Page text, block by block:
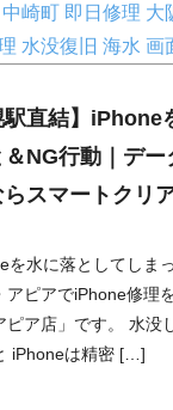
中崎町 即日修理 大
水没復旧 海水 画
駅直結】
＆NG行動｜デ
スマートクリ
を水に落としてし
アピアでiPhone修理
ピア店」です。 水没
iPhoneは精密 […]